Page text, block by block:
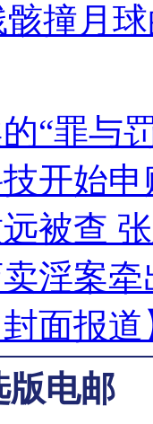
撞月
“罪与
开始
被查
淫案
封面报
版电邮